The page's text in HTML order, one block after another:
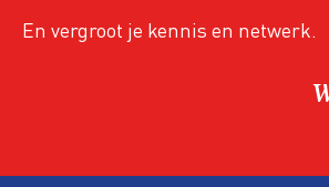
En vergroot je kennis en netwerk.